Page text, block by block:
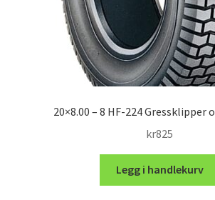
20×8.00 – 8 HF-224 Gressklipper
kr825
Legg i handlekurv